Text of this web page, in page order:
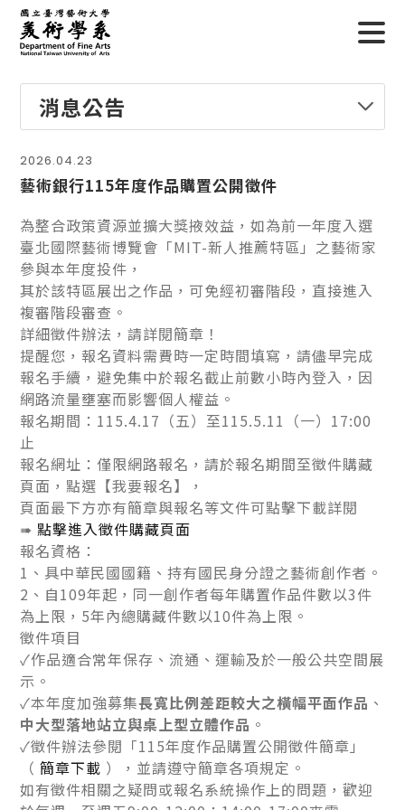
消息公告
2026.04.23
藝術銀行115年度作品購置公開徵件
為整合政策資源並擴大獎掖效益，如為前一年度入選
臺北國際藝術博覽會「MIT-新人推薦特區」之藝術家
參與本年度投件，
其於該特區展出之作品，可免經初審階段，直接進入
複審階段審查。
詳細徵件辦法，請詳閱簡章！
提醒您，報名資料需費時一定時間填寫，請儘早完成
報名手續，避免集中於報名截止前數小時內登入，因
網路流量壅塞而影響個人權益。
報名期間：115.4.17（五）至115.5.11（一）17:00
止
報名網址：僅限網路報名，請於報名期間至徵件購藏
頁面，點選【我要報名】，
頁面最下方亦有簡章與報名等文件可點擊下載詳閱
➠點擊進入徵件購藏頁面
報名資格：
1、具中華民國國籍、持有國民身分證之藝術創作者。
2、自109年起，同一創作者每年購置作品件數以3件
為上限，5年內總購藏件數以10件為上限。
徵件項目
✓作品適合常年保存、流通、運輸及於一般公共空間展
示。
✓本年度加強募集長寬比例差距較大之橫幅平面作品 、
中大型落地站立與桌上型立體作品 。
✓徵件辦法參閱「115年度作品購置公開徵件簡章」
（簡章下載 ），並請遵守簡章各項規定。
如有徵件相關之疑問或報名系統操作上的問題，歡迎